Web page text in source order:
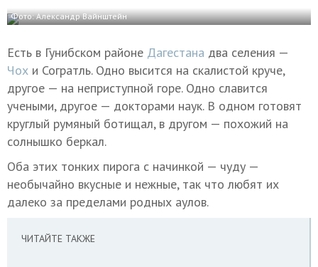
Фото: Александр Вайнштейн
Есть в Гунибском районе Дагестана два селения —
Чох и Согратль. Одно высится на скалистой круче,
другое — на неприступной горе. Одно славится
учеными, другое — докторами наук. В одном готовят
круглый румяный ботищал, в другом — похожий на
солнышко беркал.
Оба этих тонких пирога с начинкой — чуду —
необычайно вкусные и нежные, так что любят их
далеко за пределами родных аулов.
ЧИТАЙТЕ ТАКЖЕ